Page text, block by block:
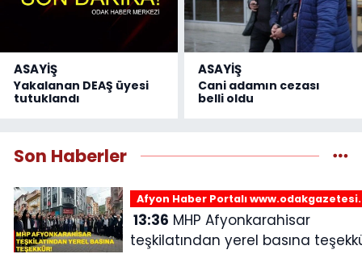
ASAYİŞ
Yakalanan DEAŞ üyesi
tutuklandı
ASAYİŞ
Cani adamın cezası
belli oldu
Son Haberler
Afyon Haber Portalı
13:36
teşkilatından yerel basına